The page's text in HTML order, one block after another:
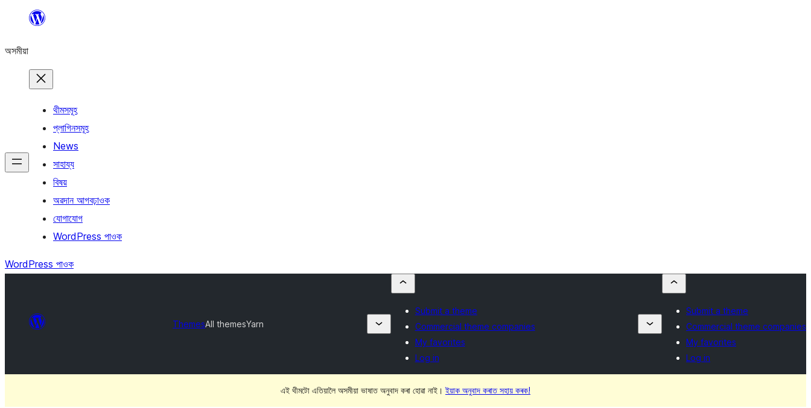
বিষয়বস্তুলৈ
অসমীয়া
থীমসমূহ
প্লাগিনসমূহ
News
সাহায্য
বিষয়
অৱদান আগবঢ়াওক
যোগাযোগ
WordPress পাওক
WordPress পাওক
ThemesAll themesYarn
Submit a theme
Commercial theme companies
My favorites
Log in
Submit a theme
Commercial theme companies
My favorites
Log in
এই থীমটো এতিয়ালৈ অসমীয়া ভাষাত অনুবাদ কৰা হোৱা নাই।ইয়াক অনুবাদ কৰাত সহায় কৰক!